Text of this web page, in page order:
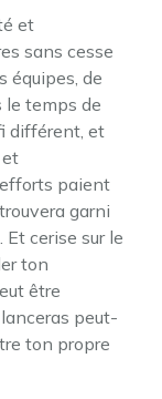
et
sans cesse
équipes, de
le temps de
différent, et
et
paient
garni
cerise sur le
ton
être
peut-
ton propre